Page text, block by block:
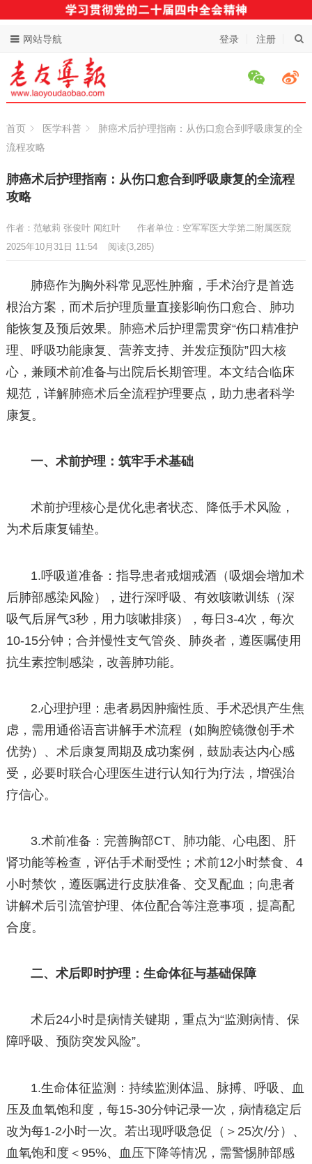
登录 注册
网站导航
首页 医学科普
肺癌术后护理指南：从伤口愈合到呼吸康复的全
流程攻略
肺癌术后护理指南：从伤口愈合到呼吸康复的全流程
攻略
作者：范敏莉 张俊叶 闻红叶
作者单位：空军军医大学第二附属医院
2025年10月31日 11:54
阅读(3,285)
肺癌作为胸外科常见恶性肿瘤，手术治疗是首选
根治方案，而术后护理质量直接影响伤口愈合、肺功
能恢复及预后效果。肺癌术后护理需贯穿“伤口精准护
理、呼吸功能康复、营养支持、并发症预防”四大核
心，兼顾术前准备与出院后长期管理。本文结合临床
规范，详解肺癌术后全流程护理要点，助力患者科学
康复。
一、术前护理：筑牢手术基础
术前护理核心是优化患者状态、降低手术风险，
为术后康复铺垫。
1.呼吸道准备：指导患者戒烟戒酒（吸烟会增加术
后肺部感染风险），进行深呼吸、有效咳嗽训练（深
吸气后屏气3秒，用力咳嗽排痰），每日3-4次，每次
10-15分钟；合并慢性支气管炎、肺炎者，遵医嘱使用
抗生素控制感染，改善肺功能。
2.心理护理：患者易因肿瘤性质、手术恐惧产生焦
虑，需用通俗语言讲解手术流程（如胸腔镜微创手术
优势）、术后康复周期及成功案例，鼓励表达内心感
受，必要时联合心理医生进行认知行为疗法，增强治
疗信心。
3.术前准备：完善胸部CT、肺功能、心电图、肝
肾功能等检查，评估手术耐受性；术前12小时禁食、4
小时禁饮，遵医嘱进行皮肤准备、交叉配血；向患者
讲解术后引流管护理、体位配合等注意事项，提高配
合度。
二、术后即时护理：生命体征与基础保障
术后24小时是病情关键期，重点为“监测病情、保
障呼吸、预防突发风险”。
1.生命体征监测：持续监测体温、脉搏、呼吸、血
压及血氧饱和度，每15-30分钟记录一次，病情稳定后
改为每1-2小时一次。若出现呼吸急促（＞25次/分）、
血氧饱和度＜95%、血压下降等情况，需警惕肺部感